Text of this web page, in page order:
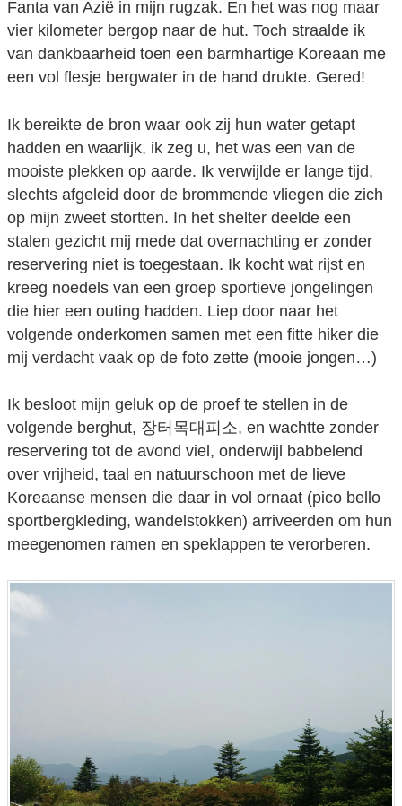
Fanta van Azië in mijn rugzak. En het was nog maar
vier kilometer bergop naar de hut. Toch straalde ik
van dankbaarheid toen een barmhartige Koreaan me
een vol flesje bergwater in de hand drukte. Gered!
Ik bereikte de bron waar ook zij hun water getapt
hadden en waarlijk, ik zeg u, het was een van de
mooiste plekken op aarde. Ik verwijlde er lange tijd,
slechts afgeleid door de brommende vliegen die zich
op mijn zweet stortten. In het shelter deelde een
stalen gezicht mij mede dat overnachting er zonder
reservering niet is toegestaan. Ik kocht wat rijst en
kreeg noedels van een groep sportieve jongelingen
die hier een outing hadden. Liep door naar het
volgende onderkomen samen met een fitte hiker die
mij verdacht vaak op de foto zette (mooie jongen…)
Ik besloot mijn geluk op de proef te stellen in de
volgende berghut, 장터목대피소, en wachtte zonder
reservering tot de avond viel, onderwijl babbelend
over vrijheid, taal en natuurschoon met de lieve
Koreaanse mensen die daar in vol ornaat (pico bello
sportbergkleding, wandelstokken) arriveerden om hun
meegenomen ramen en speklappen te verorberen.